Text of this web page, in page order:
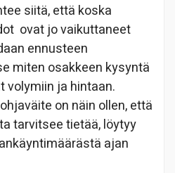
siitä, että koska
ovat jo vaikuttaneet
ennusteen
miten osakkeen kysyntä
volymiin ja hintaan.
on näin ollen, että
tarvitsee tietää, löytyy
ajan